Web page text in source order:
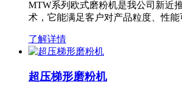
MTW系列欧式磨粉机是我公司新近
术，它能满足客户对产品粒度、性
了解详情
超压梯形磨粉机